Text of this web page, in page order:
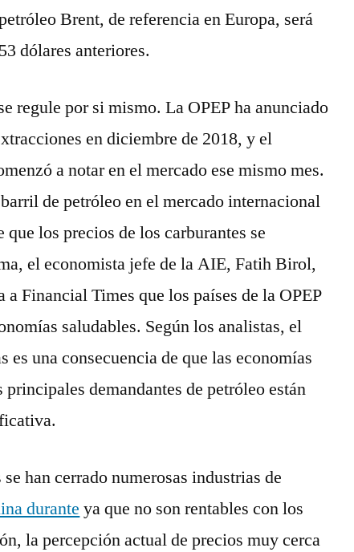
Brent, de referencia en Europa, será
dólares anteriores.
regule por si mismo. La OPEP ha anunciado
en diciembre de 2018, y el
a notar en el mercado ese mismo mes.
de petróleo en el mercado internacional
que los precios de los carburantes se
el economista jefe de la AIE, Fatih Birol,
a Financial Times que los países de la OPEP
saludables. Según los analistas, el
es una consecuencia de que las economías
principales demandantes de petróleo están
han cerrado numerosas industrias de
durante ya que no son rentables con los
la percepción actual de precios muy cerca